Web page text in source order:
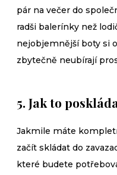
pár na večer do
radši balerínky než
nejobjemnější boty si
zbytečně neubírají
5. Jak to
Jakmile máte
začít skládat do
které budete